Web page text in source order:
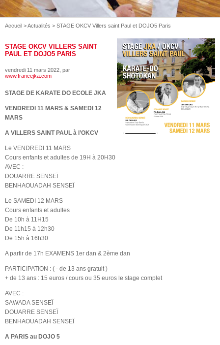
Accueil >Actualités > STAGE OKCV Villers saint Paul et DOJO5 Paris
STAGE OKCV VILLERS SAINT
PAUL ET DOJO5 PARIS
vendredi 11 mars 2022 , par
www.francejka.com
STAGE DE KARATE DO ECOLE JKA
VENDREDI 11 MARS & SAMEDI 12
MARS
A VILLERS SAINT PAUL à l’OKCV
Le VENDREDI 11 MARS
Cours enfants et adultes de 19H à 20H30
AVEC :
DOUARRE SENSEÏ
BENHAOUADAH SENSEÏ
Le SAMEDI 12 MARS
Cours enfants et adultes
De 10h à 11H15
De 11h15 à 12h30
De 15h à 16h30
A partir de 17h EXAMENS 1er dan & 2ème dan
PARTICIPATION : ( - de 13 ans gratuit )
+ de 13 ans : 15 euros / cours ou 35 euros le stage complet
AVEC :
SAWADA SENSEÏ
DOUARRE SENSEÏ
BENHAOUADAH SENSEÏ
A PARIS au DOJO 5